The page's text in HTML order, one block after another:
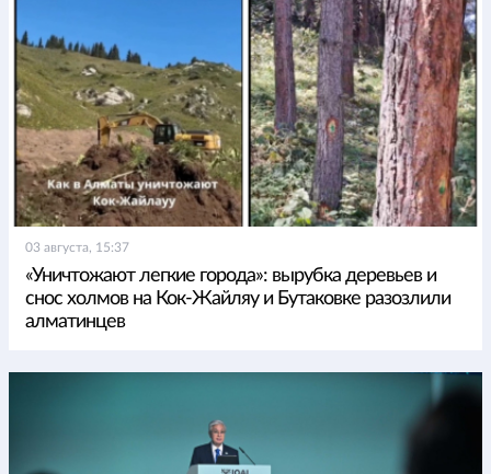
03 августа, 15:37
«Уничтожают легкие города»: вырубка деревьев и
снос холмов на Кок-Жайляу и Бутаковке разозлили
алматинцев